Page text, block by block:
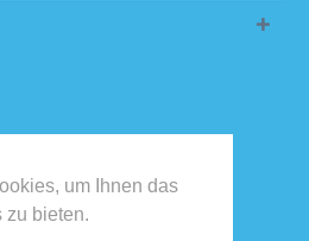
um Ihnen das
zu bieten.